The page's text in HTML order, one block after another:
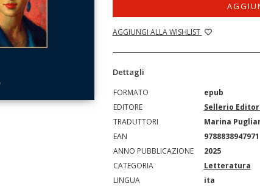
AGGIUNGI ALLA WISHLIST
Dettagli
FORMATO
epub
EDITORE
Sellerio
TRADUTTORI
Marina
EAN
9788838947971
ANNO PUBBLICAZIONE
2025
CATEGORIA
Letteratura
LINGUA
ita